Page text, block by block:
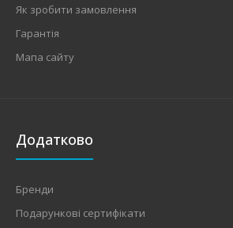
Як зробити замовлення
Гарантія
Мапа сайту
Додатково
Бренди
Подарункові сертифікати